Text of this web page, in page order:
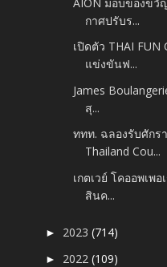
กาศปรับร...
เปิดตัว THAI FUN
แข่งขันฟ...
James
สุ...
ททท. ฉลองรับศักร
Thailand Cou...
เกตเวย์ โคออพเพ
สินค...
► 2023(714)
► 2022(109)